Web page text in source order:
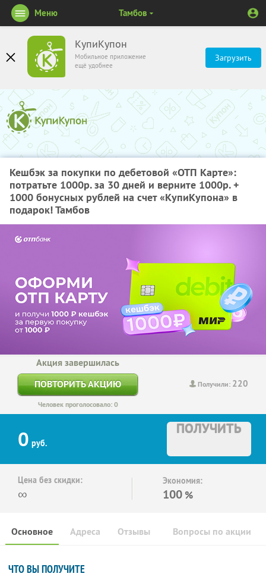
КупиКупон
Мобильное приложение
ещё удобнее
Загрузить
Меню Тамбов
Кешбэк за покупки по дебетовой «ОТП Карте»:
потратьте 1000р. за 30 дней и верните 1000р. +
1000 бонусных рублей на счет «КупиКупона» в
подарок! Тамбов
Получили: 220
Акция завершилась
ПОВТОРИТЬ АКЦИЮ
Человек проголосовало: 0
0 руб.
ПОЛУЧИТЬ
Цена без скидки:
∞
Экономия:
100 %
Основное Отзывы Вопросы по акции
Адреса
ЧТО ВЫ ПОЛУЧИТЕ